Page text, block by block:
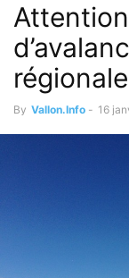
régionale
By Vallon.Info - 16